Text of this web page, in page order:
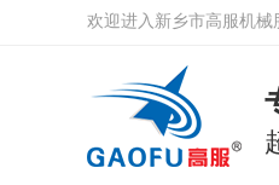
欢迎进入新乡市高服机械